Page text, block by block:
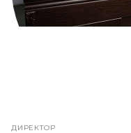
ДИРЕКТОР